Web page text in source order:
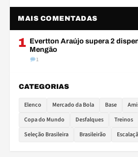
MAIS COMENTADAS
1 Evertton Araújo supera 2
Mengão
1
CATEGORIAS
Elenco Mercado da Bola Base
Copa do Mundo
Desfalques Treinos
Seleção Brasileira
Brasileirão